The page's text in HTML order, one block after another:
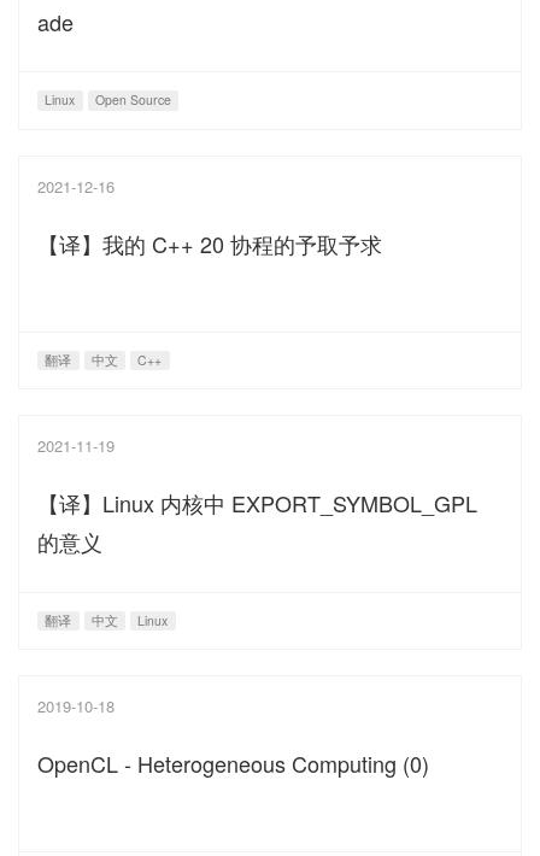
ade
Linux Open Source
2021-12-16
【译】我的 C++ 20 协程的予取予求
翻译 中文 C++
2021-11-19
【译】Linux 内核中 EXPORT_SYMBOL_GPL
的意义
翻译 中文 Linux
2019-10-18
OpenCL - Heterogeneous Computing (0)